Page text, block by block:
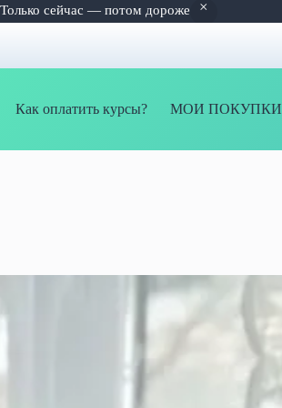
сейчас — потом дороже
Как оплатить курсы? МОИ ПОКУПКИ